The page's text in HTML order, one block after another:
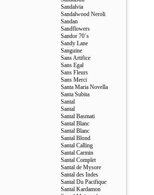
Sandalvia
Sandalwood Neroli
Sandan
Sandflowers
Sandor 70`s
Sandy Lane
Sanguine
Sans Artifice
Sans Egal
Sans Fleurs
Sans Merci
Santa Maria Novella
Santa Subita
Santal
Santal
Santal Basmati
Santal Blanc
Santal Blanc
Santal Blond
Santal Calling
Santal Carmin
Santal Complet
Santal de Mysore
Santal des Indes
Santal Du Pacifique
Santal Kardamon